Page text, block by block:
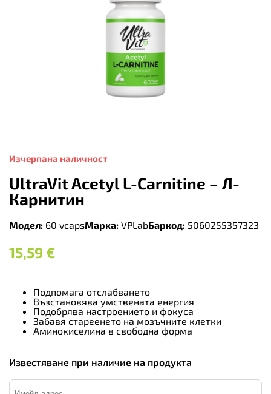
Изчерпана наличност
UltraVit Acetyl L-Carnitine – Л-
Карнитин
Модел: 60 vcapsМарка: VPLabБаркод: 5060255357323
15,59 €
Подпомага отслабването
Възстановява умствената енергия
Подобрява настроението и фокуса
Забавя стареенето на мозъчните клетки
Аминокиселина в свободна форма
Известяване при наличие на продукта